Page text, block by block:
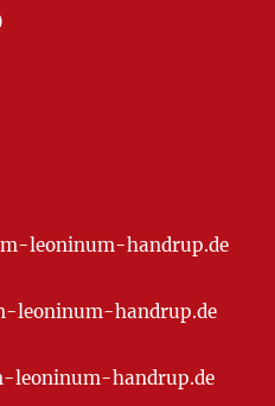
leoninum-handrup.de
leoninum-handrup.de
leoninum-handrup.de